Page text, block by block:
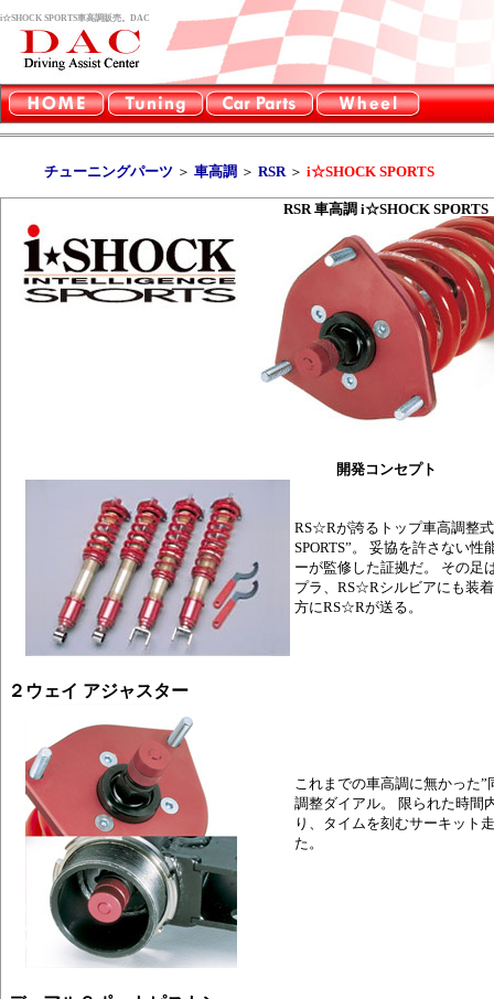
i☆SHOCK SPORTS車高調販売。DAC
チューニングパーツ ＞ 車高調 ＞ RSR＞ i☆SHOCK SPORTS
RSR 車高調 i☆SHOCK SPORTS
開発コンセプト
RS☆Rが誇るトップ車高調整
SPORTS”。 妥協を許さない
ーが監修した証拠だ。 その足
プラ、RS☆Rシルビアにも装
方にRS☆Rが送る。
２ウェイ アジャスター
これまでの車高調に無かった
調整ダイアル。 限られた時間
り、タイムを刻むサーキット
た。